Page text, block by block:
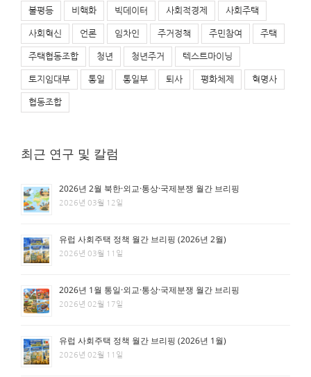
불평등 비핵화 빅데이터 사회적경제 사회주택
사회혁신 언론 임차인 주거정책 주민참여 주택
주택협동조합 청년 청년주거 텍스트마이닝
토지임대부 통일 통일부 퇴사 평화체제 혁명사
협동조합
최근 연구 및 칼럼
2026년 2월 북한·외교·통상·국제분쟁 월간 브리핑
2026년 03월 12일
유럽 사회주택 정책 월간 브리핑 (2026년 2월)
2026년 03월 11일
2026년 1월 통일·외교·통상·국제분쟁 월간 브리핑
2026년 02월 17일
유럽 사회주택 정책 월간 브리핑 (2026년 1월)
2026년 02월 11일